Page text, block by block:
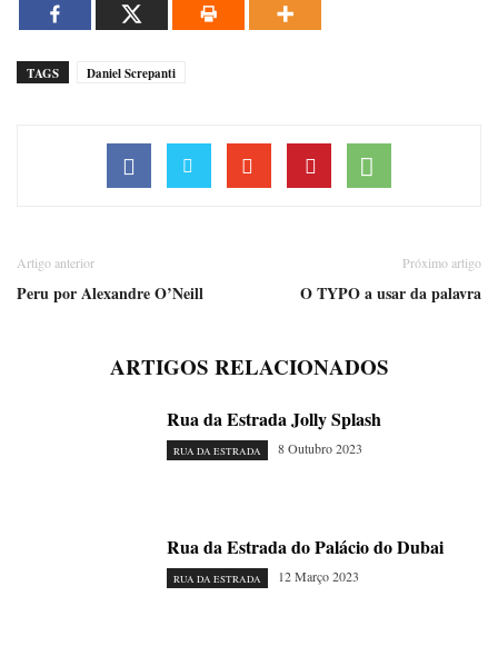
TAGS Daniel Screpanti
Artigo anterior
Peru por Alexandre O’Neill
Próximo artigo
O TYPO a usar da palavra
ARTIGOS RELACIONADOS
Rua da Estrada Jolly Splash
RUA DA ESTRADA 8 Outubro 2023
Rua da Estrada do Palácio do Dubai
RUA DA ESTRADA 12 Março 2023